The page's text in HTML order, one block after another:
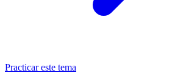
Practicar este tema